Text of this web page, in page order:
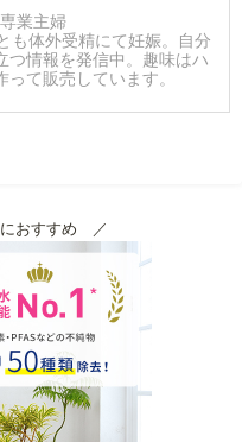
業主婦
も体外受精にて妊娠。自分
つ情報を発信中。趣味はハ
て販売しています。
おすすめ ／